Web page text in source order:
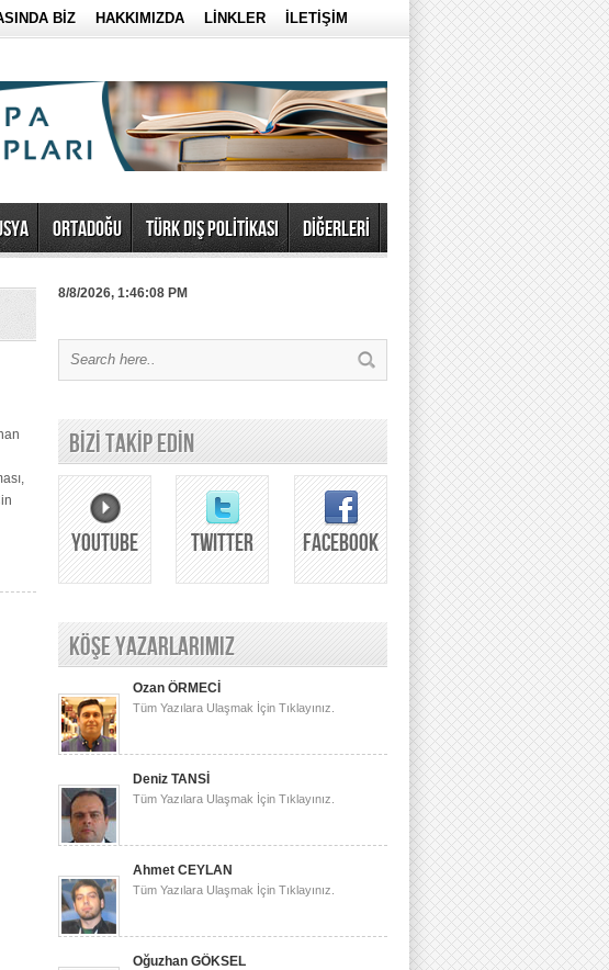
BİZ HAKKIMIZDA LİNKLER İLETİŞİM
ORTADOĞU TÜRK DIŞ POLİTİKASI DİĞERLERİ
8/8/2026, 1:46:08 PM
BİZİ TAKİP EDİN
YOUTUBE TWITTER FACEBOOK
KÖŞE YAZARLARIMIZ
Ozan ÖRMECİ
Tüm Yazılara Ulaşmak İçin Tıklayınız.
Deniz TANSİ
Tüm Yazılara Ulaşmak İçin Tıklayınız.
Ahmet CEYLAN
Tüm Yazılara Ulaşmak İçin Tıklayınız.
Oğuzhan GÖKSEL